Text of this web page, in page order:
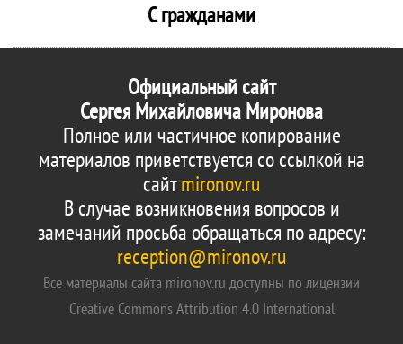
С гражданами
Официальный сайт
Сергея Михайловича Миронова
Полное или частичное копирование
материалов приветствуется со ссылкой на
сайтmironov.ru
В случае возникновения вопросов и
замечаний просьба обращаться по адресу:
reception@mironov.ru
Все материалы сайта mironov.ru доступны по лицензии
Creative Commons Attribution 4.0 International